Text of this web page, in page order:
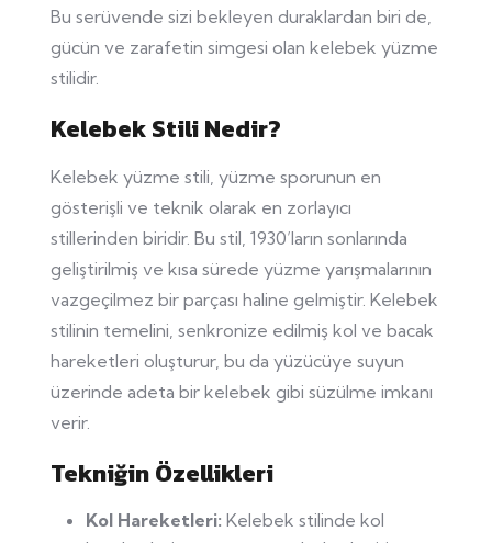
Bu serüvende sizi bekleyen duraklardan biri de,
gücün ve zarafetin simgesi olan kelebek yüzme
stilidir.
Kelebek Stili Nedir?
Kelebek yüzme stili, yüzme sporunun en
gösterişli ve teknik olarak en zorlayıcı
stillerinden biridir. Bu stil, 1930’ların sonlarında
geliştirilmiş ve kısa sürede yüzme yarışmalarının
vazgeçilmez bir parçası haline gelmiştir. Kelebek
stilinin temelini, senkronize edilmiş kol ve bacak
hareketleri oluşturur, bu da yüzücüye suyun
üzerinde adeta bir kelebek gibi süzülme imkanı
verir.
Tekniğin Özellikleri
Kol Hareketleri: Kelebek stilinde kol